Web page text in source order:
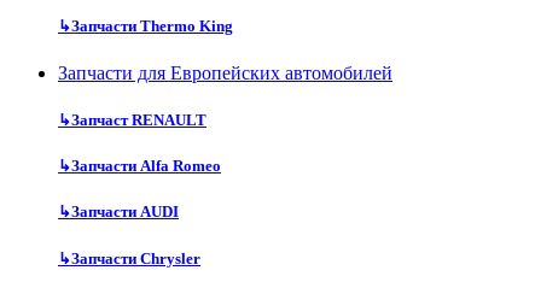
↳Запчасти Thermo King
Запчасти для Европейских автомобилей
↳Запчаст RENAULT
↳Запчасти Alfa Romeo
↳Запчасти AUDI
↳Запчасти Chrysler